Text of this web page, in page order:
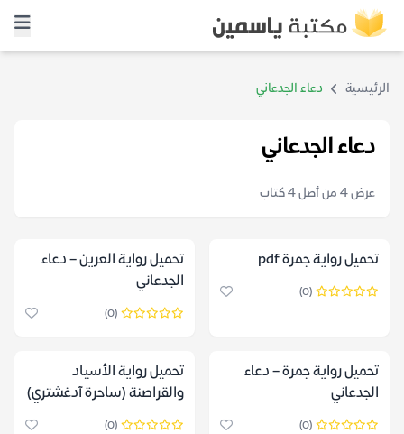
الرئيسية دعاء الجدعاني
دعاء الجدعاني
عرض 4 من أصل 4 كتاب
تحميل رواية جمرة pdf
(0)
تحميل رواية العرين – دعاء
الجدعاني
(0)
تحميل رواية جمرة – دعاء
الجدعاني
(0)
تحميل رواية الأسياد
والقراصنة (ساحرة آدغشتري)
– دعاء الجدعاني
(0)